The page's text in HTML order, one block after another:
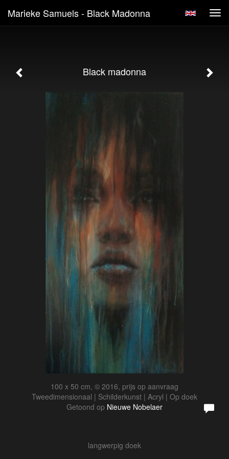
Marieke Samuels - Black Madonna
Black madonna
100 x 50 cm, © 2016, prijs op aanvraag
Tweedimensionaal | Schilderkunst | Acryl | Op doek
Getoond op Nieuwe Nobelaer
langwerpig doek